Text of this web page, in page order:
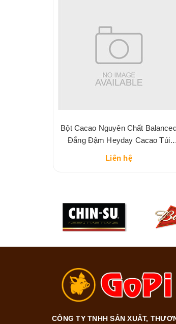
Bột Cacao Nguyên Chất
Đắng Đậm Heyday Cacao Túi
Liên hệ
CÔNG TY TNHH SẢN XUẤT,